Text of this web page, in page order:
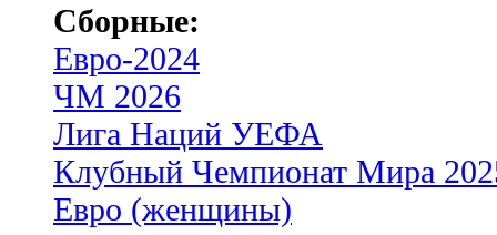
Сборные:
Евро-2024
ЧМ 2026
Лига Наций УЕФА
Клубный Чемпионат Мира
Евро (женщины)